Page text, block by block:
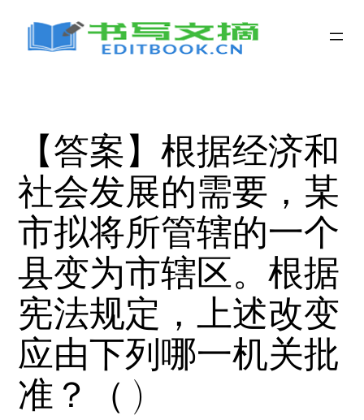
【答案】根据经济和
社会发展的需要，某
市拟将所管辖的一个
县变为市辖区。根据
宪法规定，上述改变
应由下列哪一机关批
准？（ )